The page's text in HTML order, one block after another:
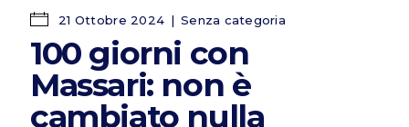
21 Ottobre 2024 Senza categoria
100 giorni con
Massari: non è
cambiato nulla